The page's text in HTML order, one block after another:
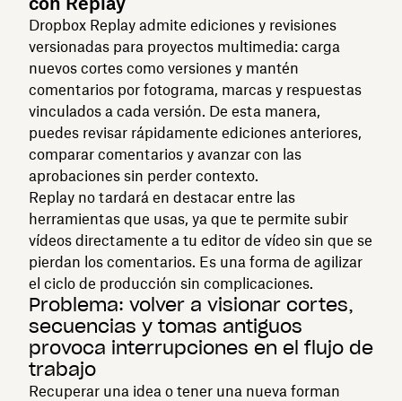
Dropbox Replay admite ediciones y revisiones
versionadas para proyectos multimedia: carga
nuevos cortes como versiones y mantén
comentarios por fotograma, marcas y respuestas
vinculados a cada versión. De esta manera,
puedes revisar rápidamente ediciones anteriores,
comparar comentarios y avanzar con las
aprobaciones sin perder contexto.
Replay no tardará en destacar entre las
herramientas que usas, ya que te permite subir
vídeos directamente a tu editor de vídeo sin que se
pierdan los comentarios. Es una forma de agilizar
el ciclo de producción sin complicaciones.
Problema: volver a visionar cortes,
secuencias y tomas antiguos
provoca interrupciones en el flujo de
trabajo
Recuperar una idea o tener una nueva forman